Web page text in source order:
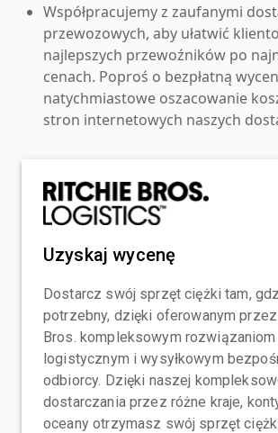
Współpracujemy z zaufanymi
przewozowych, aby ułatwić
najlepszych przewoźników po
cenach. Poproś o bezpłatną
natychmiastowe oszacowanie
stron internetowych naszych
Uzyskaj wycenę
Dostarcz swój sprzęt ciężki tam,
potrzebny, dzięki oferowanym
Bros. kompleksowym rozwiązaniom
logistycznym i wysyłkowym
odbiorcy. Dzięki naszej
dostarczania przez różne kraje,
oceany otrzymasz swój sprzęt